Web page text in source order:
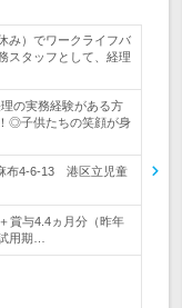
み）でワークライフバ
スタッフとして、経理
の実務経験がある方
◎子供たちの笑顔が身
布4-6-13 港区立児童
賞与4.4ヵ月分（昨年
用期…